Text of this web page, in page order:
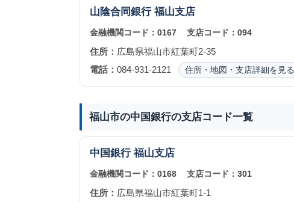
山陰合同銀行 福山支店
金融機関コード： 0167 支店コード： 094
住所： 広島県福山市紅葉町2-35
電話： 084-931-2121 住所・地図・支店詳細を見る
福山市の中国銀行の支店コード一覧
中国銀行 福山支店
金融機関コード： 0168 支店コード： 301
住所： 広島県福山市紅葉町1-1